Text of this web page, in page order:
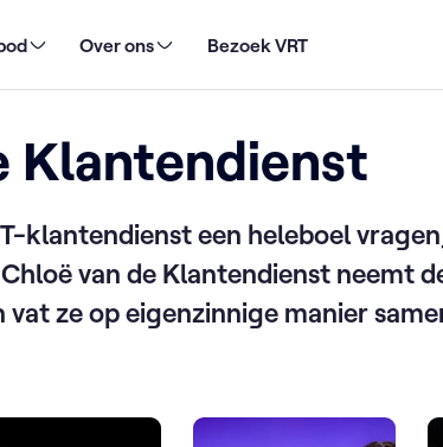
Over ons Bezoek VRT
van de Klantendienst
Klantendienst
klantendienst een heleboel
van de Klantendienst neemt
ze op eigenzinnige manier